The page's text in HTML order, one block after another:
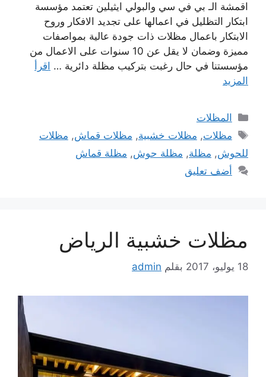
اقمشة الـ بي في سي والبولي ايثيلين تعتمد مؤسسة
ابتكار التظليل في اعمالها على تجديد الافكار وروح
الابتكار باعمال مظلات ذات جودة عالية بمواصفات
مميزة وضمان لا يقل عن 10 سنوات على الاعمال من
مؤسستنا في حال رغبت بتركيب مظلة دائرية … اقرأ
المزيد
التصنيفات
المظلات
الوسوم
مظلات, مظلات خشبية, مظلات قماش, مظلات
للحوش, مظلة, مظلة حوش, مظلة قماش
أضف تعليق
مظلات خشبية الرياض
18 يوليو، 2017 بقلم admin